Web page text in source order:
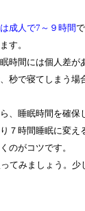
成人で7～９時間
す。
時間には個人差が
秒で寝てしまう場
、睡眠時間を確保
７時間睡眠に変
のがコツです。
てみましょう。